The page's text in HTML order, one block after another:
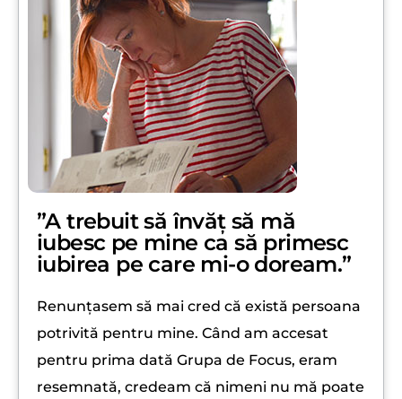
”A trebuit să învăț să mă
iubesc pe mine ca să primesc
iubirea pe care mi-o doream.”
Renunțasem să mai cred că există persoana
potrivită pentru mine. Când am accesat
pentru prima dată Grupa de Focus, eram
resemnată, credeam că nimeni nu mă poate